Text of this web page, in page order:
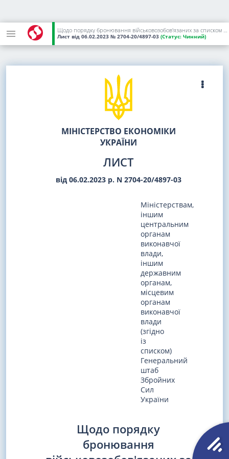
Щодо порядку бронювання військовозобов'язаних за списком військовозобов'язаних під час дії воєнного стану
Лист від 06.02.2023 № 2704-20/4897-03 (Статус: Чинний)
МІНІСТЕРСТВО ЕКОНОМІКИ
УКРАЇНИ
ЛИСТ
від 06.02.2023 р. N 2704-20/4897-03
Міністерствам,
іншим
центральним
органам
виконавчої
влади,
іншим
державним
органам,
місцевим
органам
виконавчої
влади
(згідно
із
списком)
Генеральний
штаб
Збройних
Сил
України
Щодо порядку
бронювання